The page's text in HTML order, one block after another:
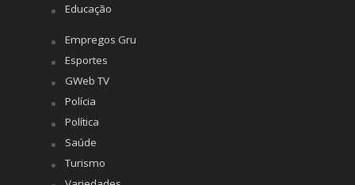
Educação
Empregos Gru
Esportes
GWeb TV
Polícia
Política
Saúde
Turismo